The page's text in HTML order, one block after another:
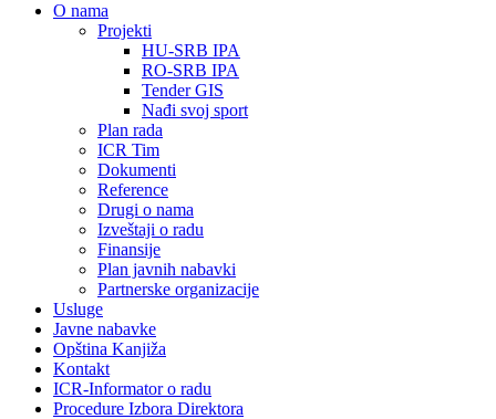
О nama
Projekti
HU-SRB IPA
RO-SRB IPA
Tender GIS
Nađi svoj sport
Plan rada
ICR Tim
Dokumenti
Reference
Drugi o nama
Izveštaji o radu
Finansije
Plan javnih nabavki
Partnerske organizacije
Usluge
Javne nabavke
Opština Kanjiža
Kontakt
ICR-Informator o radu
Procedure Izbora Direktora